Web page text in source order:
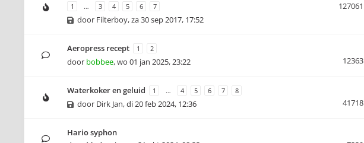
1 … 3 4 5 6 7
door Filterboy,za 30 sep 2017, 17:52
127061
Aeropress recept 1 2
door bobbee,wo 01 jan 2025, 23:22
12363
Waterkoker en geluid 1 … 4 5 6 7 8
door Dirk Jan,di 20 feb 2024, 12:36
41718
Hario syphon